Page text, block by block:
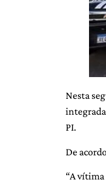
Nesta
PI.
De
“A